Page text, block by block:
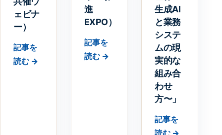
ェビナ
ー）
記事を
読む →
進
EXPO）
記事を
読む →
生成AI
と業務
システ
ムの現
実的な
組み合
わせ
方〜」
記事を
読む →